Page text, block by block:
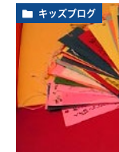
キッズブログ